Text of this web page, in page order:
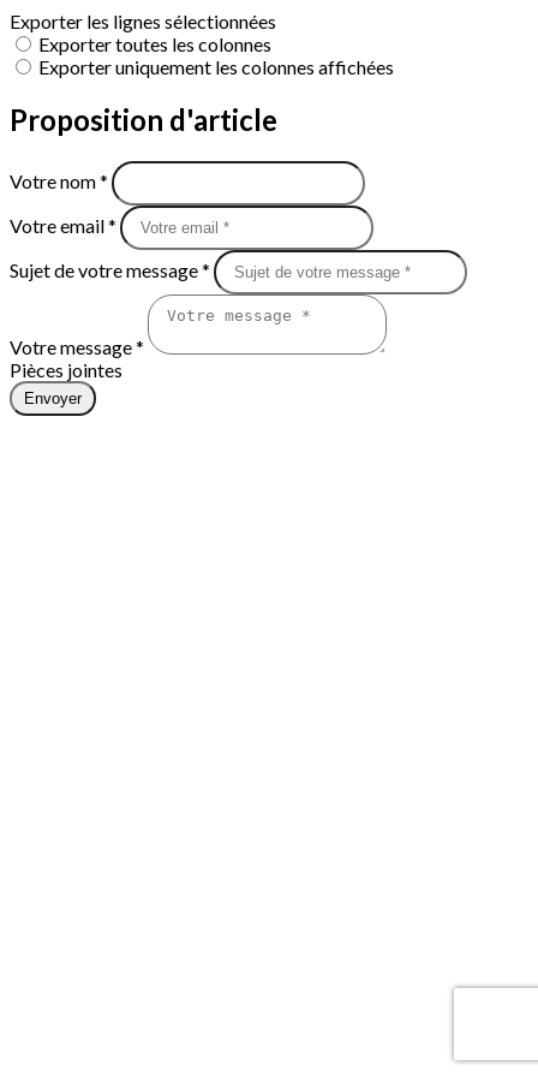
Exporter les lignes sélectionnées
Exporter toutes les colonnes
Exporter uniquement les colonnes affichées
Proposition d'article
Votre nom *
Votre email *
Sujet de votre message *
Votre message *
Pièces jointes
Envoyer